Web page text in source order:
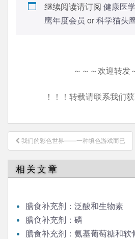
继续阅读请订阅 健康医
鹰年度会员 or科学猫头
～～～欢迎转发
！！！转载请联系我们
文
章
导
航
我们的彩色世界——一种填色游戏而已
相关文章
膳食补充剂：泛酸和生物素
膳食补充剂：磷
膳食补充剂：氨基葡萄糖和软